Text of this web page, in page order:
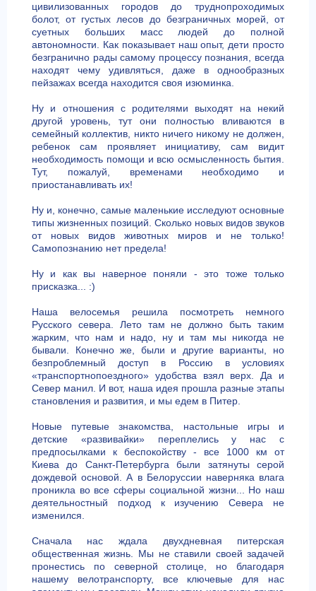
цивилизованных городов до труднопроходимых
болот, от густых лесов до безграничных морей, от
суетных больших масс людей до полной
автономности. Как показывает наш опыт, дети просто
безгранично рады самому процессу познания, всегда
находят чему удивляться, даже в однообразных
пейзажах всегда находится своя изюминка.
Ну и отношения с родителями выходят на некий
другой уровень, тут они полностью вливаются в
семейный коллектив, никто ничего никому не должен,
ребенок сам проявляет инициативу, сам видит
необходимость помощи и всю осмысленность бытия.
Тут, пожалуй, временами необходимо и
приостанавливать их!
Ну и, конечно, самые маленькие исследуют основные
типы жизненных позиций. Сколько новых видов звуков
от новых видов животных миров и не только!
Самопознанию нет предела!
Ну и как вы наверное поняли - это тоже только
присказка... :)
Наша велосемья решила посмотреть немного
Русского севера. Лето там не должно быть таким
жарким, что нам и надо, ну и там мы никогда не
бывали. Конечно же, были и другие варианты, но
безпроблемный доступ в Россию в условиях
«транспортнопоездного» удобства взял верх. Да и
Север манил. И вот, наша идея прошла разные этапы
становления и развития, и мы едем в Питер.
Новые путевые знакомства, настольные игры и
детские «развивайки» переплелись у нас с
предпосылками к беспокойству - все 1000 км от
Киева до Санкт-Петербурга были затянуты серой
дождевой основой. А в Белоруссии наверняка влага
проникла во все сферы социальной жизни... Но наш
деятельностный подход к изучению Севера не
изменился.
Сначала нас ждала двухдневная питерская
общественная жизнь. Мы не ставили своей задачей
пронестись по северной столице, но благодаря
нашему велотранспорту, все ключевые для нас